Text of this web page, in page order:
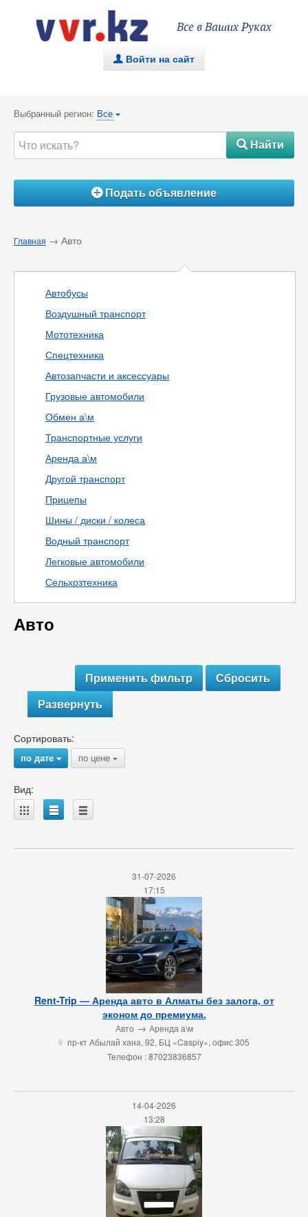
Все в Ваших Руках
. Войти на сайт
Выбранный регион: Все {
#Найти
ÁПодать объявление
Главная → Авто
Автобусы
Воздушный транспорт
Мототехника
Спецтехника
Автозапчасти и аксессуары
Грузовые автомобили
Обмен а\м
Транспортные услуги
Аренда а\м
Другой транспорт
Прицепы
Шины / диски / колеса
Водный транспорт
Легковые автомобили
Сельхозтехника
Авто
Развернуть
Сортировать:
по дате{ по цене {
Вид:
A B C
31-07-2026
17:15
Rent-Trip — Аренда авто в Алматы без залога, от
эконом до премиума.
Авто → Аренда а\м
u пр-кт Абылай хана, 92, БЦ «Caspiy», офис 305
Телефон : 87023836857
14-04-2026
13:28